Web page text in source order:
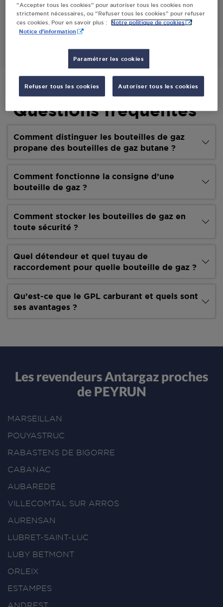
65140PEYRUN
S'Y RENDRE
Questions fréquentes
Comment distinguer les bouteilles de gaz
propane des bouteilles de gaz butane ?
Comment fonctionne la consigne d’une
bouteille de gaz ?
Comment stocker les bouteilles de gaz en
toute sécurité ?
Quel détendeur et quel tuyau de
raccordement pour quelle bouteille de gaz ?
Qu’est-ce que le GPL carburant et quels sont
ses avantages ?
Les revendeurs Antargaz proches
de PEYRUN
MARSEILLAN
POUYASTRUC
RABASTENS DE BIGORRE
CABANAC
AUBAREDE
VILLECOMTAL SUR ARROS
AURENSAN
LUBRET-SAINT-LUC
LUBY BETMONT
ORLEIX
ESTAMPES
ANDREST
“Accepter tous les cookies” pour autoriser tous les cookies non
strictement nécessaires, ou “Refuser tous les cookies” pour refuser
ces cookies. Pour en savoir plus :
Notre politique de cookies
Notice d'information
Paramétrer les cookies
Refuser tous les cookies Autoriser tous les cookies